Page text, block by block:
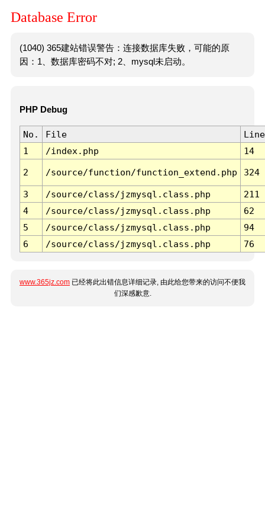
Database Error
(1040) 365建站错误警告：连接数据库失败，可能的原
因：1、数据库密码不对; 2、mysql未启动。
PHP Debug
No. File
Line
1
/index.php 14
2 /source/function/function_extend.php 324
3 /source/class/jzmysql.class.php
211
4
/source/class/jzmysql.class.php
62
5
/source/class/jzmysql.class.php
94
6
/source/class/jzmysql.class.php 76
www.365jz.com 已经将此出错信息详细记录, 由此给您带来的访问不便我
们深感歉意.